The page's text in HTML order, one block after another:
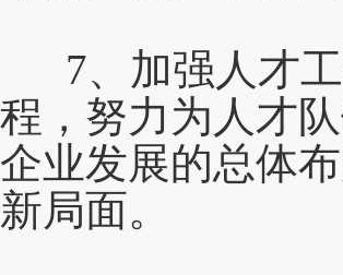
7、加强人才
程，努力为人才
企业发展的总体
新局面。